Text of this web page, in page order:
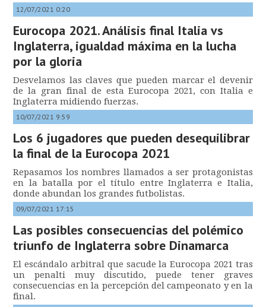
12/07/2021 0:20
Eurocopa 2021. Análisis final Italia vs
Inglaterra, igualdad máxima en la lucha
por la gloria
Desvelamos las claves que pueden marcar el devenir
de la gran final de esta Eurocopa 2021, con Italia e
Inglaterra midiendo fuerzas.
10/07/2021 9:59
Los 6 jugadores que pueden desequilibrar
la final de la Eurocopa 2021
Repasamos los nombres llamados a ser protagonistas
en la batalla por el título entre Inglaterra e Italia,
donde abundan los grandes futbolistas.
09/07/2021 17:15
Las posibles consecuencias del polémico
triunfo de Inglaterra sobre Dinamarca
El escándalo arbitral que sacude la Eurocopa 2021 tras
un penalti muy discutido, puede tener graves
consecuencias en la percepción del campeonato y en la
final.